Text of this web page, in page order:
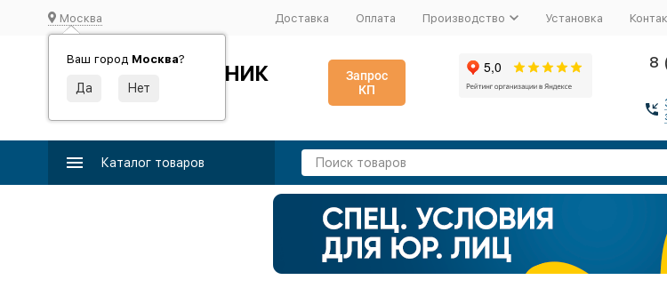
Москва
Ваш город Москва?
Доставка Оплата Производство Установка
ИДЕАЛЬНЫЙ ТУРНИК
Производство и поставка спортивного оборудования
Запрос
КП
8
Каталог товаров